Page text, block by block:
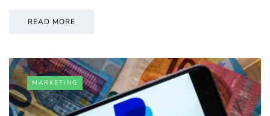
READ MORE
MARKETING